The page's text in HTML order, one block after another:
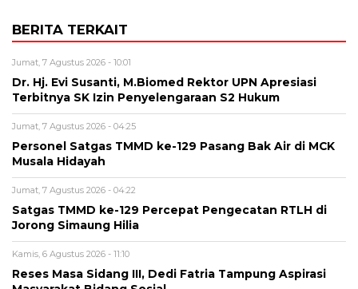
BERITA TERKAIT
Jumat, 7 Agustus 2026 - 10:01
Dr. Hj. Evi Susanti, M.Biomed Rektor UPN Apresiasi
Terbitnya SK Izin Penyelengaraan S2 Hukum
Jumat, 7 Agustus 2026 - 04:25
Personel Satgas TMMD ke-129 Pasang Bak Air di MCK
Musala Hidayah
Jumat, 7 Agustus 2026 - 04:22
Satgas TMMD ke-129 Percepat Pengecatan RTLH di
Jorong Simaung Hilia
Kamis, 6 Agustus 2026 - 11:10
Reses Masa Sidang III, Dedi Fatria Tampung Aspirasi